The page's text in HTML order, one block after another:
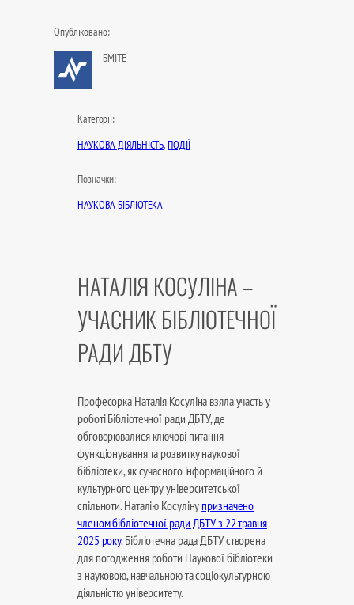
Опубліковано:
БМІТЕ
Категорії:
НАУКОВА ДІЯЛЬНІСТЬ, ПОДІЇ
Позначки:
НАУКОВА БІБЛІОТЕКА
НАТАЛІЯ КОСУЛІНА –
УЧАСНИК БІБЛІОТЕЧНОЇ
РАДИ ДБТУ
Професорка Наталія Косуліна взяла участь у
роботі Бібліотечної ради ДБТУ, де
обговорювалися ключові питання
функціонування та розвитку наукової
бібліотеки, як сучасного інформаційного й
культурного центру університетської
спільноти. Наталію Косулінупризначено
членом бібліотечної ради ДБТУ з 22 травня
2025 року.Бібліотечна рада ДБТУ створена
для погодження роботи Наукової бібліотеки
з науковою, навчальною та соціокультурною
діяльністю університету.